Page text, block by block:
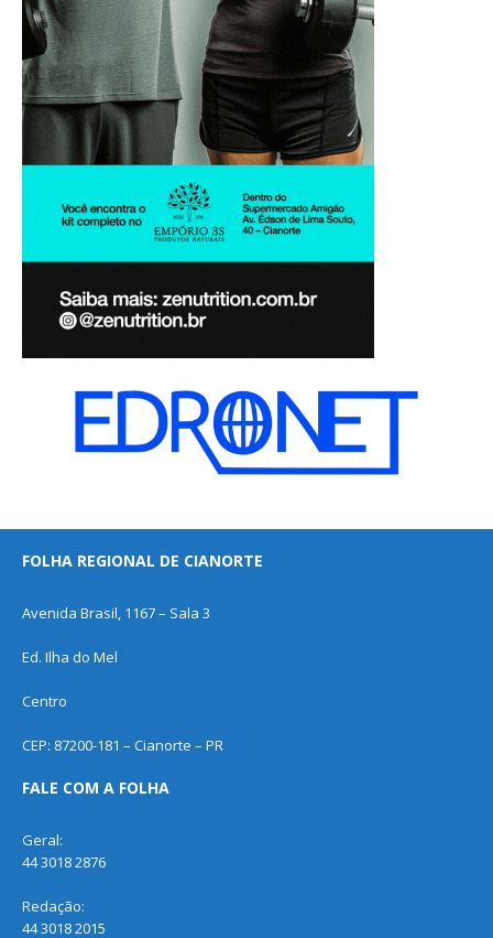
FOLHA REGIONAL DE CIANORTE
Avenida Brasil, 1167 – Sala 3
Ed. Ilha do Mel
Centro
CEP: 87200-181 – Cianorte – PR
FALE COM A FOLHA
Geral:
44 3018 2876
Redação:
44 3018 2015